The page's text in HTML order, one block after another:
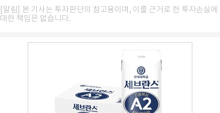
[알림] 본 기사는 투자판단의 참고용이며, 이를 근거로 한 투자손실에
대한 책임은 없습니다.